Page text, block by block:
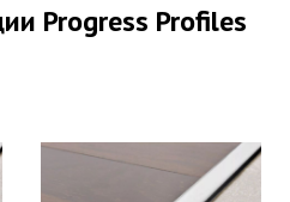
Progress Profiles